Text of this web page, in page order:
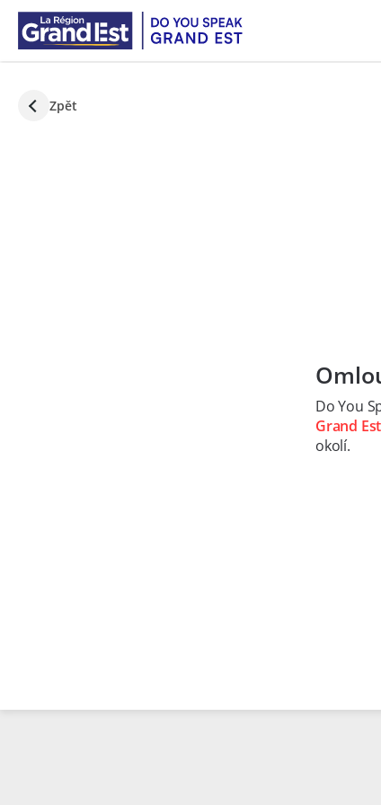
Přeskočit na hlavní obsah
Zpět
Do You
Grand Est
okolí.